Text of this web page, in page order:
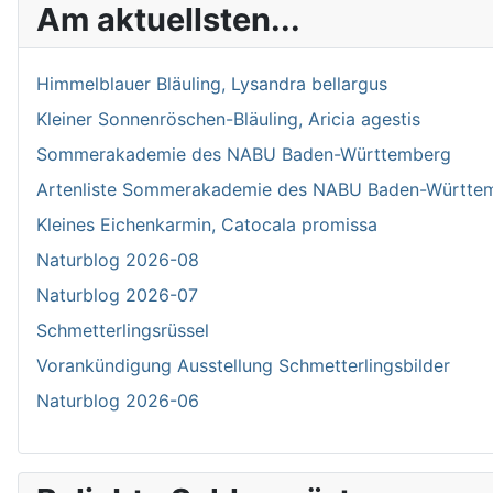
Am aktuellsten...
Himmelblauer Bläuling, Lysandra bellargus
Kleiner Sonnenröschen-Bläuling, Aricia agestis
Sommerakademie des NABU Baden-Württemberg
Artenliste Sommerakademie des NABU Baden-
Kleines Eichenkarmin, Catocala promissa
Naturblog 2026-08
Naturblog 2026-07
Schmetterlingsrüssel
Vorankündigung Ausstellung Schmetterlingsbilder
Naturblog 2026-06